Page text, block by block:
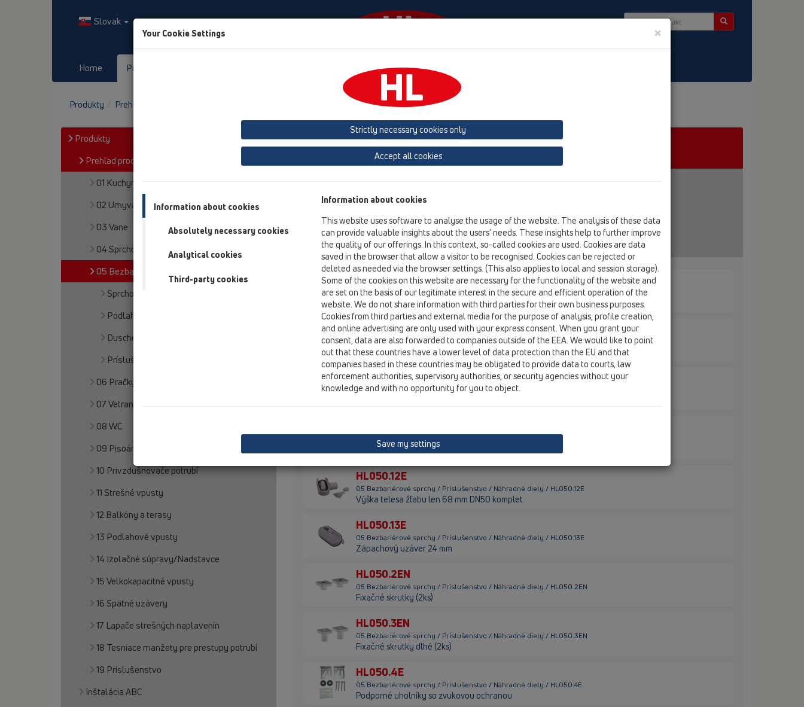
Slovak
Home Produkty HL-House
Produkty Prehľad produktov
Produkty
Prehľad produktov
01 Kuchyne
02 Umyvadlá
03 Vane
04 Sprchovacie vaničky
05 Bezbariérové sprchy
Sprchový žlab
Podlahové vpusty
Duschelemente
Príslušenstvo
06 Pračky a umývačky
07 Vetranie a klimatizácia
08 WC
09 Pisoáre
10 Privzdušnovače potrubí
11 Strešné vpusty
12 Balkóny a terasy
13 Podlahové vpusty
14 Izolačné súpravy/Nadstavce
15 Velkokapacitné vpusty
16 Spätné uzávery
17 Lapače strešných naplavenín
18 Tesniace manžety pre prestupy potrubí
19 Príslušenstvo
Inštalácia ABC
Prehľad produktov
05 Bezbariérové sprchy
Podlahové vpusty
Duschelemente
Príslušenstvo
HL01087D
05 Bezbariérové sprchy / Príslušenstvo / Náhradné diely / HL01087D
Ventil so závitom
HL050.0EN
05 Bezbariérové sprchy / Príslušenstvo / Náhradné diely / HL050.0EN
Zápachový uzáver DN50 NOVÝ komplet
HL050.10E
05 Bezbariérové sprchy / Príslušenstvo / Náhradné diely / HL050.10E
05 Bezbariérové sprchy / Príslušenstvo / Náhradné diely / HL050.11E
Protizápachová vložka 30mm
HL050.12E
05 Bezbariérové sprchy / Príslušenstvo / Náhradné diely / HL050.12E
Výška telesa žľabu len 68 mm DN50 komplet
HL050.13E
05 Bezbariérové sprchy / Príslušenstvo / Náhradné diely / HL050.13E
Zápachový uzáver 24 mm
HL050.2EN
05 Bezbariérové sprchy / Príslušenstvo / Náhradné diely / HL050.2EN
Fixačné skrutky (2ks)
HL050.3EN
05 Bezbariérové sprchy / Príslušenstvo / Náhradné diely / HL050.3EN
Fixačné skrutky dlhé (2ks)
HL050.4E
05 Bezbariérové sprchy / Príslušenstvo / Náhradné diely / HL050.4E
Podporné uholníky so zvukovou ochranou
Your Cookie Settings ×
Strictly necessary cookies only
Accept all cookies
Information about cookies
Absolutely necessary cookies
Analytical cookies
Third-party cookies
Information about cookies
This website uses software to analyse the usage of the website. The analysis of these data
can provide valuable insights about the users’ needs. These insights help to further improve
the quality of our offerings. In this context, so-called cookies are used. Cookies are data
saved in the browser that allow a visitor to be recognised. Cookies can be rejected or
deleted as needed via the browser settings. (This also applies to local and session storage).
Some of the cookies on this website are necessary for the functionality of the website and
are set on the basis of our legitimate interest in the secure and efficient operation of the
website. We do not share information with third parties for their own business purposes.
Cookies from third parties and external media for the purpose of analysis, profile creation,
and online advertising are only used with your express consent. When you grant your
consent, data are also forwarded to companies outside of the EEA. We would like to point
out that these countries have a lower level of data protection than the EU and that
companies based in these countries may be obligated to provide data to courts, law
enforcement authorities, supervisory authorities, or security agencies without your
knowledge and with no opportunity for you to object.
Save my settings